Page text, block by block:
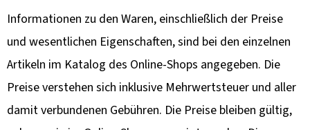
Informationen zu den Waren, einschließlich der Preise
und wesentlichen Eigenschaften, sind bei den einzelnen
Artikeln im Katalog des Online-Shops angegeben. Die
Preise verstehen sich inklusive Mehrwertsteuer und aller
damit verbundenen Gebühren. Die Preise bleiben gültig,